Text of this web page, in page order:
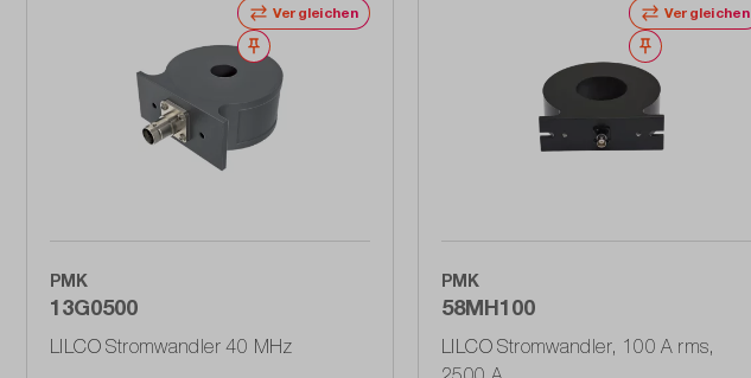
Vergleichen
Merken
PMK
13G0500
LILCO Stromwandler 40 MHz
Vergleichen
Merken
PMK
58MH100
LILCO Stromwandler, 100 A rms,